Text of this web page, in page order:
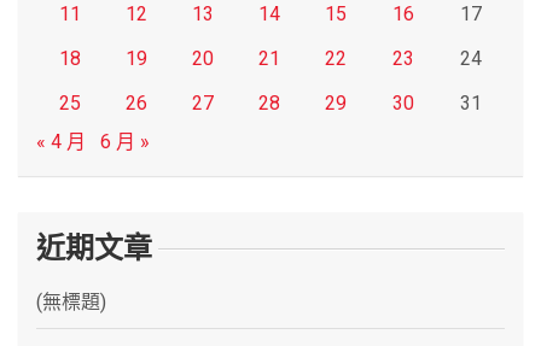
11
12 13 14 15 16
17
18
19 20 21 22 23
24
25
26 27 28 29 30
31
« 4 月
6 月 »
近期文章
(無標題)